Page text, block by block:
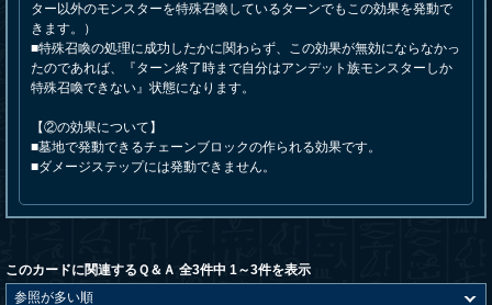
ター以外のモンスターを特殊召喚しているターンでもこの効果を発動で
きます。）
■特殊召喚の処理に成功したかに関わらず、この効果が無効にならなかっ
たのであれば、『ターン終了時まで自分はアンデット族モンスターしか
特殊召喚できない』状態になります。
【②の効果について】
■墓地で発動できるチェーンブロックの作られる効果です。
■ダメージステップには発動できません。
このカードに関連するＱ＆Ａ 全3件中 1～3件を表示